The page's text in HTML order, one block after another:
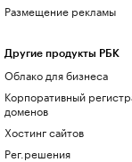
Размещение рекламы
Другие продукты РБК
Облако для бизнеса
Корпоративный
доменов
Хостинг сайтов
Рег.решения